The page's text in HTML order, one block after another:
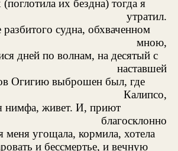
их бездна) тогда я
утратил.
судна, обхваченном
мною,
дней по волнам, на десятый с
наставшей
Огигию выброшен был, где
Калипсо,
нимфа, живет. И, приют
благосклонно
меня угощала, кормила, хотела
и бессмертье, и вечную